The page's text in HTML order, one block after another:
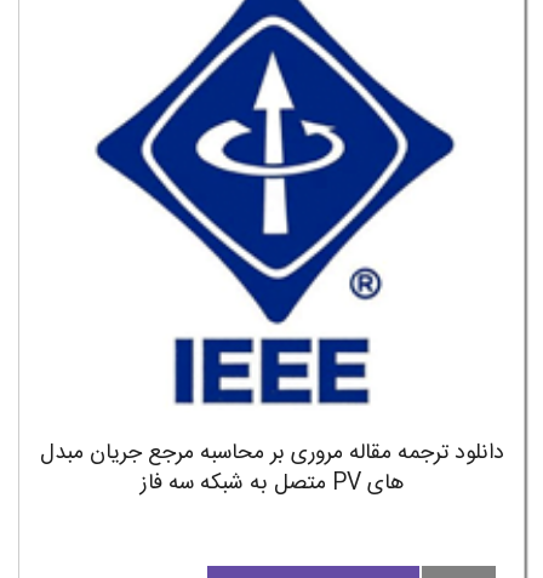
دانلود ترجمه مقاله مروری بر محاسبه مرجع جریان مبدل
های PV متصل به شبکه سه فاز